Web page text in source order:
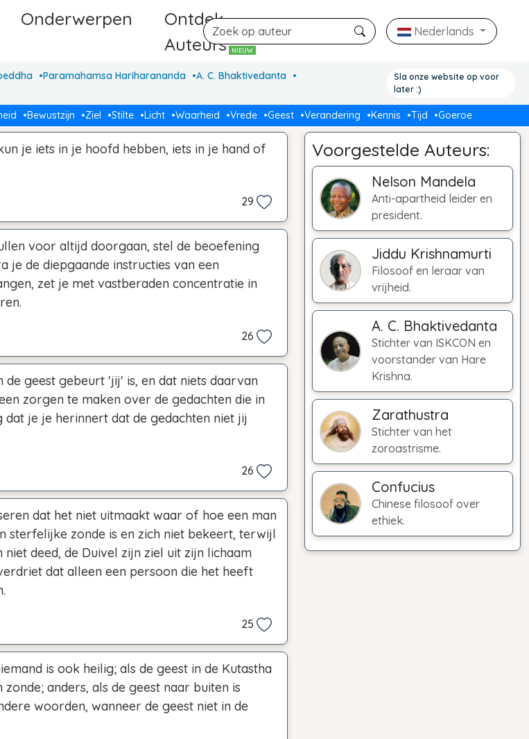
Onderwerpen
Ontdek
AuteursNIEUW
Nederlands
Paramahamsa Hariharananda
A. C. Bhaktivedanta
Sla onze website op voor
later :)
Bewustzijn Ziel Stilte Licht Waarheid Vrede Geest Verandering Kennis Tijd Goeroe
je iets in je hoofd hebben, iets in je hand of
29
voor altijd doorgaan, stel de beoefening
je de diepgaande instructies van een
zet je met vastberaden concentratie in
26
de geest gebeurt 'jij' is, en dat niets daarvan
zorgen te maken over de gedachten die in
dat je je herinnert dat de gedachten niet jij
26
dat het niet uitmaakt waar of hoe een man
sterfelijke zonde is en zich niet bekeert, terwijl
niet deed, de Duivel zijn ziel uit zijn lichaam
dat alleen een persoon die het heeft
25
is ook heilig; als de geest in de Kutastha
anders, als de geest naar buiten is
woorden, wanneer de geest niet in de
Voorgestelde Auteurs:
Nelson Mandela
Anti-apartheid leider en
president.
Jiddu Krishnamurti
Filosoof en leraar van
vrijheid.
A. C. Bhaktivedanta
Stichter van ISKCON en
voorstander van Hare
Krishna.
Zarathustra
Stichter van het
zoroastrisme.
Confucius
Chinese filosoof over
ethiek.